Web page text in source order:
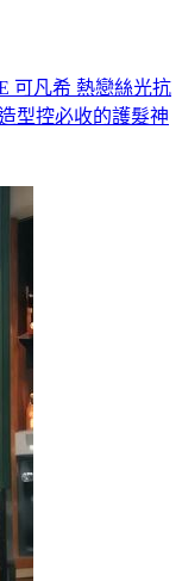
可凡希 熱戀絲光抗
型控必收的護髮神